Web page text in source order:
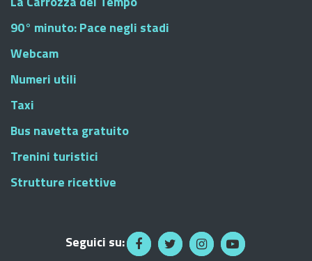
90° minuto: Pace negli stadi
Webcam
Numeri utili
Taxi
Bus navetta gratuito
Trenini turistici
Strutture ricettive
Seguici su: